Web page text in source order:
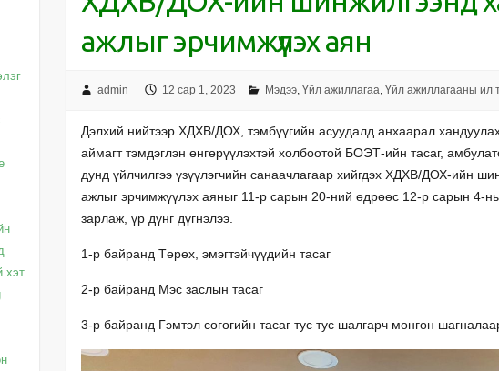
ажлыг эрчимжүүлэх аян
admin 12 сар 1, 2023 Мэдээ, Үйл ажиллагаа, Үйл ажиллагааны ил
Дэлхий нийтээр ХДХВ/ДОХ, тэмбүүгийн асуудалд анхаарал
аймагт тэмдэглэн өнгөрүүлэхтэй холбоотой БОЭТ-ийн тасаг,
дунд үйлчилгээ үзүүлэгчийн санаачлагаар хийгдэх ХДХВ/ДОХ-ийн
ажлыг эрчимжүүлэх аяныг 11-р сарын 20-ний өдрөөс 12-р сарын 4-
зарлаж, үр дүнг дүгнэлээ.
1-р байранд Төрөх, эмэгтэйчүүдийн тасаг
2-р байранд Мэс заслын тасаг
3-р байранд Гэмтэл согогийн тасаг тус тус шалгарч мөнгөн
хэт